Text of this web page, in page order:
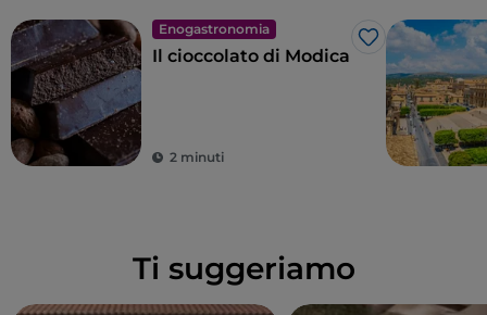
Enogastronomia
Like
Il cioccolato di Modica
2 minuti
Ti suggeriamo